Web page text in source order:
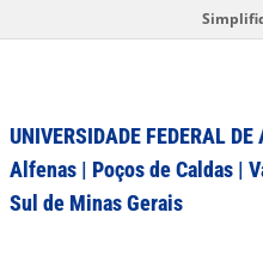
UNIVERSIDADE FEDERAL DE
Alfenas | Poços de Caldas |
Sul de Minas Gerais